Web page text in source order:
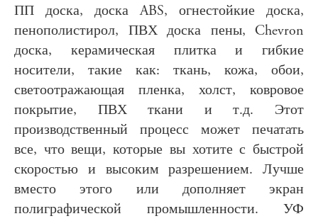
ПП доска, доска ABS, огнестойкие доска,
пенополистирол, ПВХ доска пены, Chevron
доска, керамическая плитка и гибкие
носители, такие как: ткань, кожа, обои,
светоотражающая пленка, холст, ковровое
покрытие, ПВХ ткани и т.д. Этот
производственный процесс может печатать
все, что вещи, которые вы хотите с быстрой
скоростью и высоким разрешением. Лучше
вместо этого или дополняет экран
полиграфической промышленности. УФ